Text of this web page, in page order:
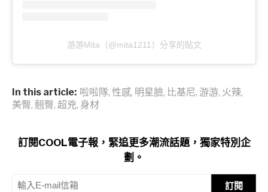
游游Mita（@mita1211）分享的貼文
In this article: 啦啦隊, 性感, 明星臉, 比基尼, 游游, 火辣,
美臀, 翹臀, 超兇, 身材
訂閱COOL電子報，緊追更多潮流話題，獨家特別企
劃。
訂閱